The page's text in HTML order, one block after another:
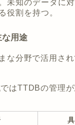
未知のデータに
役割を持つ。
な用途
な分野で活用され
はTTDBの管理が